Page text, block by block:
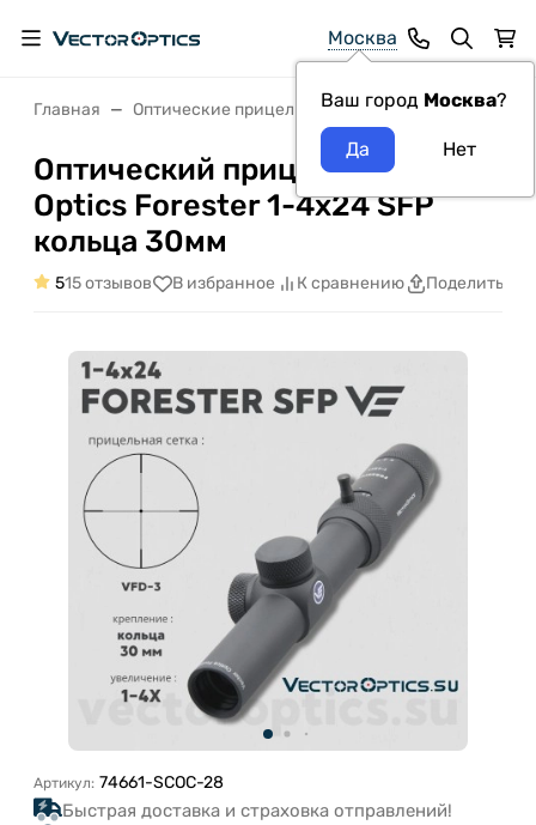
Москва
Ваш город Москва?
Главная Оптические прицелы VectorOptics
Оптический прицел Vector
Optics Forester 1-4x24 SFP
кольца 30мм
515 отзывов В избранное К сравнению Поделиться
Артикул: 74661-SCOC-28
Быстрая доставка и страховка отправлений!